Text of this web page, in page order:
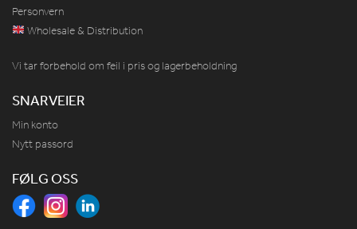
Personvern
Wholesale & Distribution
Vi tar forbehold om feil i pris og lagerbeholdning
SNARVEIER
Min konto
Nytt passord
FØLG OSS